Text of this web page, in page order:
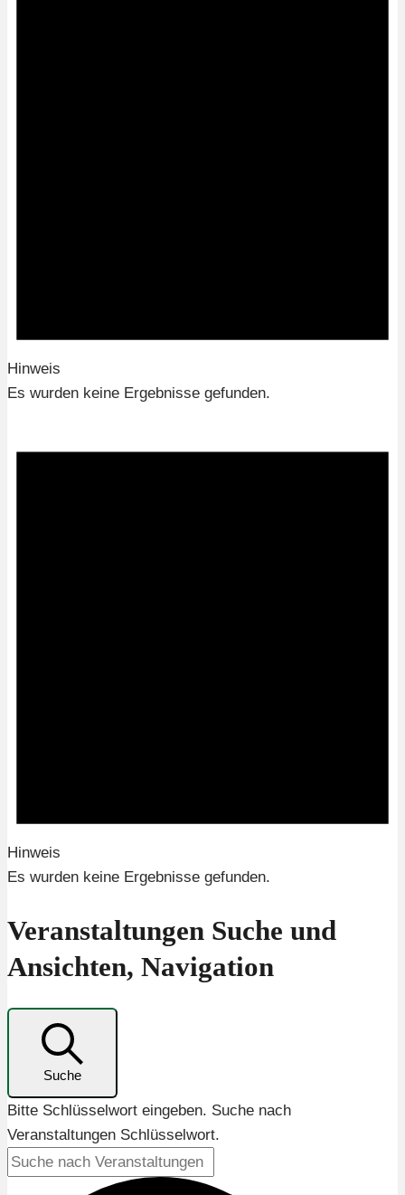
Hinweis
Es wurden keine Ergebnisse gefunden.
Hinweis
Es wurden keine Ergebnisse gefunden.
Veranstaltungen Suche und
Ansichten, Navigation
Suche
Bitte Schlüsselwort eingeben. Suche nach
Veranstaltungen Schlüsselwort.